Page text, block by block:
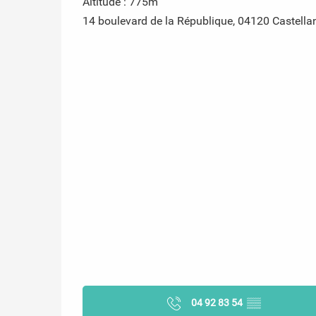
14 boulevard de la République, 04120
04 92 83 54 ▒▒